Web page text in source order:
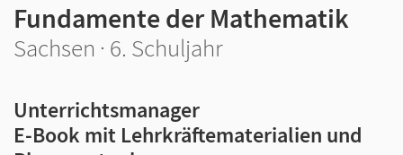
Fundamente der Mathematik
Sachsen · 6. Schuljahr
Unterrichtsmanager
E-Book mit Lehrkräftematerialien und